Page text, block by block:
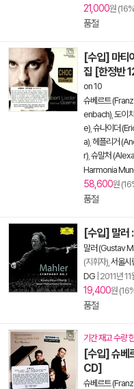
21,000원
품절
[수입] 마티
집 [한정반
on 10
슈베르트
enbach) 도이
e) 슈나이더
a) 헤플리거
r) 슈말처
Harmonia
58,600원
품절
[수입] 말러
말러 (Gustav
(지휘자), 서울
DG 2011년 11
19,400원
품절
기간 재고 수량
[수입] 슈베
CD]
슈베르트